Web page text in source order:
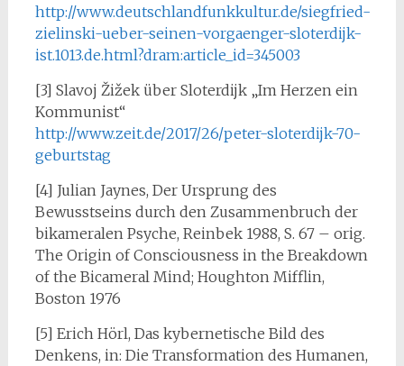
http://www.deutschlandfunkkultur.de/siegfried-
zielinski-ueber-seinen-vorgaenger-sloterdijk-
ist.1013.de.html?dram:article_id=345003
[3] Slavoj Žižek über Sloterdijk „Im Herzen ein
Kommunist“
http://www.zeit.de/2017/26/peter-sloterdijk-70-
geburtstag
[4] Julian Jaynes, Der Ursprung des
Bewusstseins durch den Zusammenbruch der
bikameralen Psyche, Reinbek 1988, S. 67 – orig.
The Origin of Consciousness in the Breakdown
of the Bicameral Mind; Houghton Mifflin,
Boston 1976
[5] Erich Hörl, Das kybernetische Bild des
Denkens, in: Die Transformation des Humanen,